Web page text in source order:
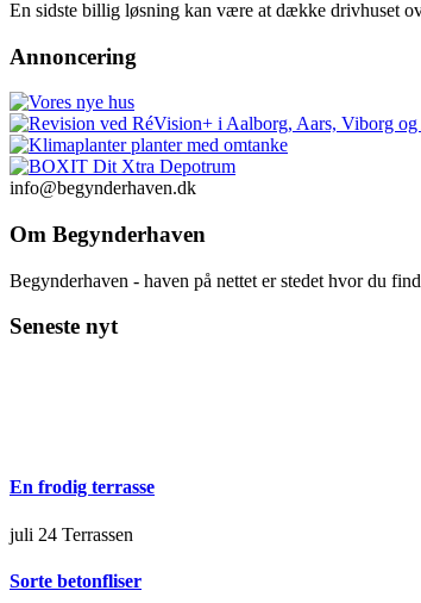
En sidste billig løsning kan være at dække drivhuset
Annoncering
info@begynderhaven.dk
Om Begynderhaven
Begynderhaven - haven på nettet er stedet hvor du
Seneste nyt
En frodig terrasse
juli 24 Terrassen
Sorte betonfliser